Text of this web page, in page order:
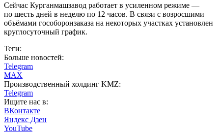
Сейчас Курганмашзавод работает в усиленном режиме —
по шесть дней в неделю по 12 часов. В связи с возросшими
объёмами гособоронзаказа на некоторых участках установлен
круглосуточный график.
Теги:
Больше новостей:
Telegram
MAX
Производственный холдинг KMZ:
Telegram
Ищите нас в:
ВКонтакте
Яндекс Дзен
YouTube